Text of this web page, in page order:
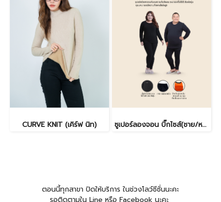
CURVE KNIT (เคิร์ฟ นิท) ซูเปอร์ลองจอน บิ๊กไซส์(ชาย/หญิง)
ตอนนี้ทุกสาขา ปิดให้บริการ ในช่วงโลว์ซีซั่นนะคะ
รอติดตามใน Line หรือ Facebook นะคะ